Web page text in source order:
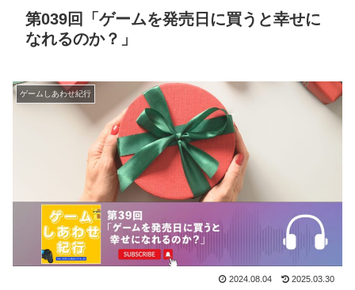
第039回「ゲームを発売日に買うと幸せに
なれるのか？」
ゲームしあわせ紀行
2024.08.04 2025.03.30